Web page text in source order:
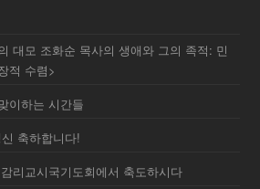
대모 조화순 목사의 생애와 그의 족적: 민
적 수렴>
이하는 시간들
축하합니다!
리교시국기도회에서 축도하시다